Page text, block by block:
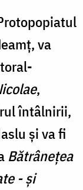
va
,
întâlnirii,
și va fi
Bătrânețea
- și